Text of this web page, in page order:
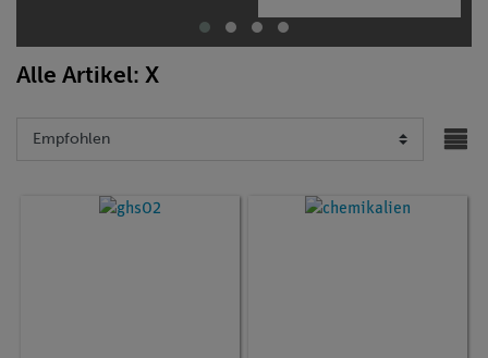
Alle Artikel: X